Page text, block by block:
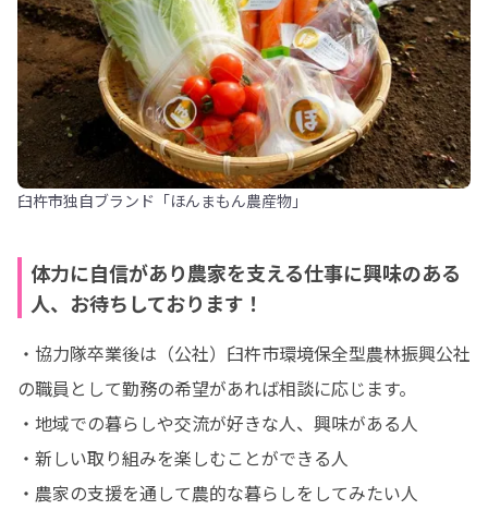
臼杵市独自ブランド「ほんまもん農産物」
体力に自信があり農家を支える仕事に興味のある
人、お待ちしております！
・協力隊卒業後は（公社）臼杵市環境保全型農林振興公社
の職員として勤務の希望があれば相談に応じます。
・地域での暮らしや交流が好きな人、興味がある人
・新しい取り組みを楽しむことができる人
・農家の支援を通して農的な暮らしをしてみたい人